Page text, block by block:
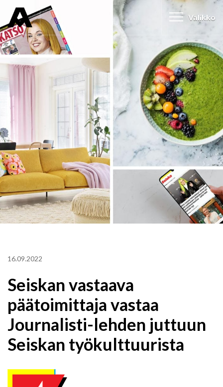
Valikko
16.09.2022
Seiskan vastaava
päätoimittaja vastaa
Journalisti-lehden juttuun
Seiskan työkulttuurista